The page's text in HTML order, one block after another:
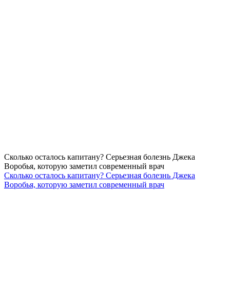
Сколько осталось капитану? Серьезная болезнь Джека
Воробья, которую заметил современный врач
Сколько осталось капитану? Серьезная болезнь Джека
Воробья, которую заметил современный врач